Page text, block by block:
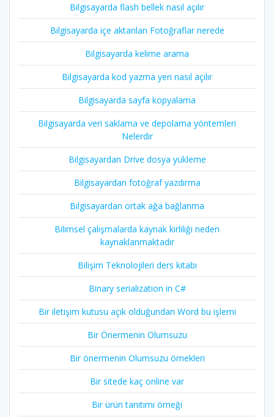
Bilgisayarda flash bellek nasıl açılır
Bilgisayarda içe aktarılan Fotoğraflar nerede
Bilgisayarda kelime arama
Bilgisayarda kod yazma yeri nasıl açılır
Bilgisayarda sayfa kopyalama
Bilgisayarda veri saklama ve depolama yöntemleri
Nelerdir
Bilgisayardan Drive dosya yükleme
Bilgisayardan fotoğraf yazdırma
Bilgisayardan ortak ağa bağlanma
Bilimsel çalışmalarda kaynak kirliliği neden
kaynaklanmaktadır
Bilişim Teknolojileri ders kitabı
Binary serialization in C#
Bir iletişim kutusu açık olduğundan Word bu işlemi
Bir Önermenin Olumsuzu
Bir önermenin Olumsuzu örnekleri
Bir sitede kaç online var
Bir ürün tanıtımı örneği